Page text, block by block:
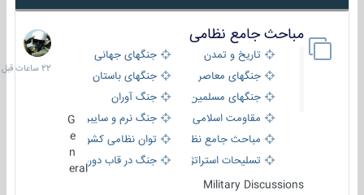
مباحث جامع نظامی
تاریخ و تمدن
جنگهای جهانی
جنگهای معاصر
جنگهای باستان
جنگهای مسلمین
جنگ آوران
مقاومت اسلامی
جنگ نرم و سایبری
مباحث جامع نظامی
توان نظامی کشورها
تسلیحات استراتژیک
جنگ در قاب دوربین
eral
Military Discussions
22
ساعات
قبل